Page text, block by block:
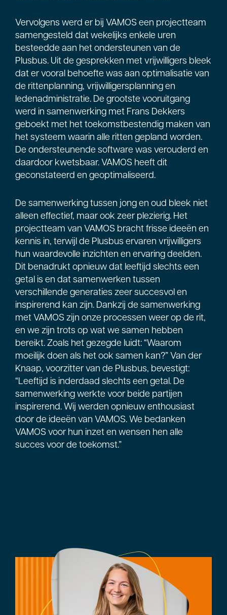
Vervolgens werd er bij VAMOS een projectteam
samengesteld dat wekelijks enkele uren
besteedde aan het ondersteunen van de
Plusbus. Uit de gesprekken met vrijwilligers bleek
dat er vooral behoefte was aan optimalisatie van
de rittenplanning, vrijwilligersplanning en
ledenadministratie. De grootste vooruitgang
werd in samenwerking met Frans Dekkers
geboekt met het toekomstbestendig maken van
het systeem waarin alle ritten gepland worden.
De ondersteunende software was verouderd en
daardoor kwetsbaar. VAMOS heeft dit
geconstateerd en geoptimaliseerd.
De samenwerking tussen jong en oud bleek niet
alleen effectief, maar ook zeer plezierig. Het
projectteam van VAMOS bracht frisse ideeën en
kennis in, terwijl de Plusbus ervaren vrijwilligers
hun waardevolle inzichten en ervaring deelden.
Dit benadrukt opnieuw dat leeftijd slechts een
getal is en dat samenwerken tussen
verschillende generaties zeer succesvol en
inspirerend kan zijn. Dankzij de samenwerking
met VAMOS zijn onze processen weer op de rit,
en we zijn trots op wat we samen hebben
bereikt. Zoals het gezegde luidt: “Waarom
moeilijk doen als het ook samen kan?” Van der
Knaap, voorzitter van de Plusbus, bevestigt:
“Leeftijd is inderdaad slechts een getal. De
samenwerking werkte voor beide partijen
inspirerend. Wij werden opnieuw enthousiast
door de ideeën van VAMOS. We bedanken
VAMOS voor hun inzet en wensen hen alle
succes voor de toekomst.”